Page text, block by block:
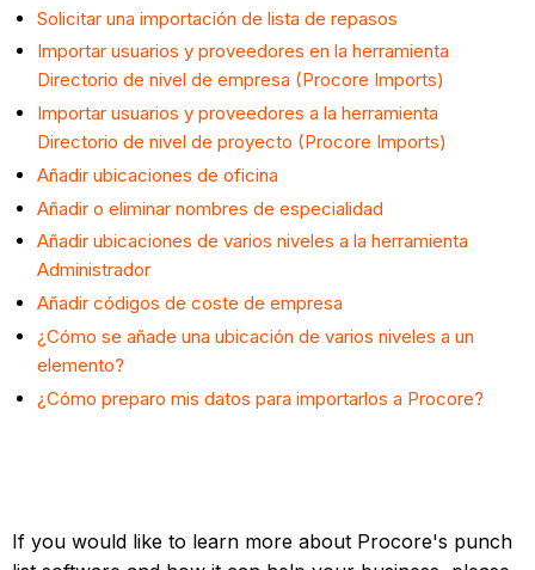
Solicitar una importación de lista de repasos
Importar usuarios y proveedores en la herramienta
Directorio de nivel de empresa (Procore Imports)
Importar usuarios y proveedores a la herramienta
Directorio de nivel de proyecto (Procore Imports)
Añadir ubicaciones de oficina
Añadir o eliminar nombres de especialidad
Añadir ubicaciones de varios niveles a la herramienta
Administrador
Añadir códigos de coste de empresa
¿Cómo se añade una ubicación de varios niveles a un
elemento?
¿Cómo preparo mis datos para importarlos a Procore?
If you would like to learn more about Procore's punch